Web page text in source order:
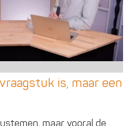
is, maar een